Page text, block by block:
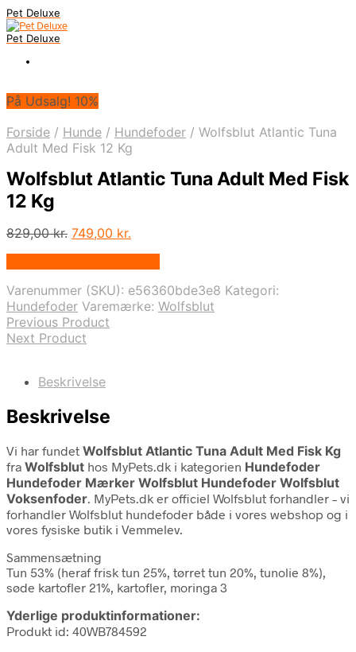
Pet Deluxe
Pet Deluxe
På Udsalg! 10%
Forside / Hunde / Hundefoder / Wolfsblut Atlantic Tuna
Adult Med Fisk 12 Kg
Wolfsblut Atlantic Tuna Adult Med Fisk
12 Kg
829,00kr. Den
829,00 kr..
749,00 kr.
749,00 kr..
Varenummer (SKU): e56360bde3e8 Kategori:
Hundefoder Varemærke: Wolfsblut
Previous Product
Next Product
Beskrivelse
Beskrivelse
Vi har fundet Wolfsblut Atlantic Tuna Adult Med Fisk Kg
fra Wolfsblut hos MyPets.dk i kategorien Hundefoder
Hundefoder Mærker Wolfsblut Hundefoder Wolfsblut
Voksenfoder. MyPets.dk er officiel Wolfsblut forhandler – vi
forhandler Wolfsblut hundefoder både i vores webshop og i
vores fysiske butik i Vemmelev.
Sammensætning
Tun 53% (heraf frisk tun 25%, tørret tun 20%, tunolie 8%),
søde kartofler 21%, kartofler, moringa 3
Yderlige produktinformationer:
Produkt id: 40WB784592